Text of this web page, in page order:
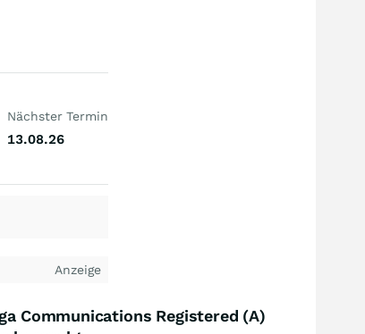
Nächster Termin
13.08.26
Anzeige
Communications Registered (A)